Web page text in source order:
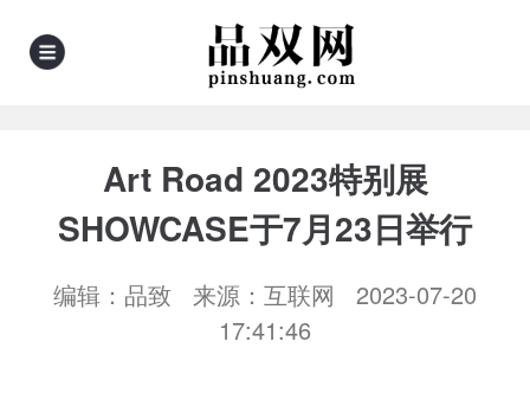
Art Road 2023特别展
SHOWCASE于7月23日举行
编辑：品致 来源：互联网 2023-07-20
17:41:46